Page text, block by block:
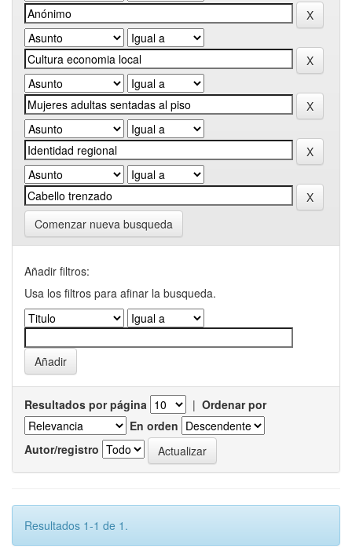
Comenzar nueva busqueda
Añadir filtros:
Usa los filtros para afinar la busqueda.
Resultados por página | Ordenar por
En orden
Autor/registro
Resultados 1-1 de 1.